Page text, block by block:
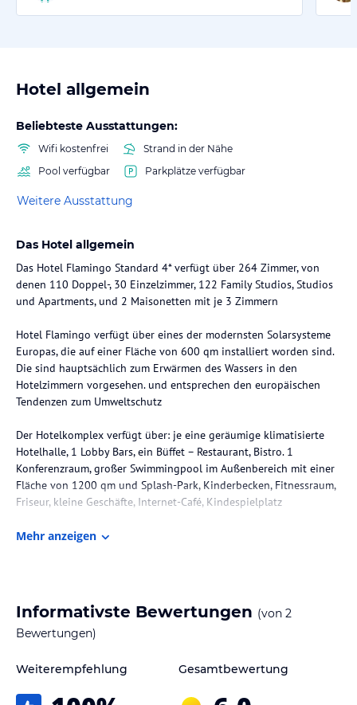
Hotel allgemein
Beliebteste Ausstattungen:
Wifi kostenfrei
Strand in der Nähe
Pool verfügbar
Parkplätze verfügbar
Weitere Ausstattung
Das Hotel allgemein
Das Hotel Flamingo Standard 4* verfügt über 264 Zimmer, von
denen 110 Doppel-, 30 Einzelzimmer, 122 Family Studios, Studios
und Apartments, und 2 Maisonetten mit je 3 Zimmern
Hotel Flamingo verfügt über eines der modernsten Solarsysteme
Europas, die auf einer Fläche von 600 qm installiert worden sind.
Die sind hauptsächlich zum Erwärmen des Wassers in den
Hotelzimmern vorgesehen. und entsprechen den europäischen
Tendenzen zum Umweltschutz
Der Hotelkomplex verfügt über: je eine geräumige klimatisierte
Hotelhalle, 1 Lobby Bars, ein Büffet – Restaurant, Bistro. 1
Konferenzraum, großer Swimmingpool im Außenbereich mit einer
Fläche von 1200 qm und Splash-Park, Kinderbecken, Fitnessraum,
Friseur, kleine Geschäfte, Internet-Café, Kindespielplatz
Die Lage des Hotels
Zimmer / Unterbringung im Hotel
- Doppelzimmer mit einer Fläche von 26 qm und Einzelzimmer mit
- Ausstattung der Doppel- und Einzelzimmer
Mehr anzeigen
Informativste Bewertungen (von 2
Bewertungen)
Weiterempfehlung Gesamtbewertung